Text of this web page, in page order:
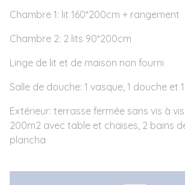
Chambre 1: lit 160*200cm + rangement
Chambre 2: 2 lits 90*200cm
Linge de lit et de maison non fourni
Salle de douche: 1 vasque, 1 douche et
Extérieur: terrasse fermée sans vis à
200m2 avec table et chaises, 2 bains
plancha